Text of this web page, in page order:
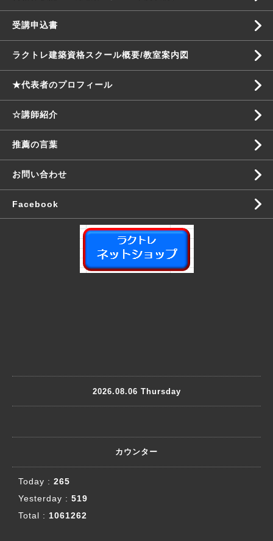
受講申込書
ラクトレ建築資格スクール概要/教室案内図
★代表者のプロフィール
☆講師紹介
推薦の言葉
お問い合わせ
Facebook
2026.08.06 Thursday
カウンター
Today : 265
Yesterday : 519
Total : 1061262